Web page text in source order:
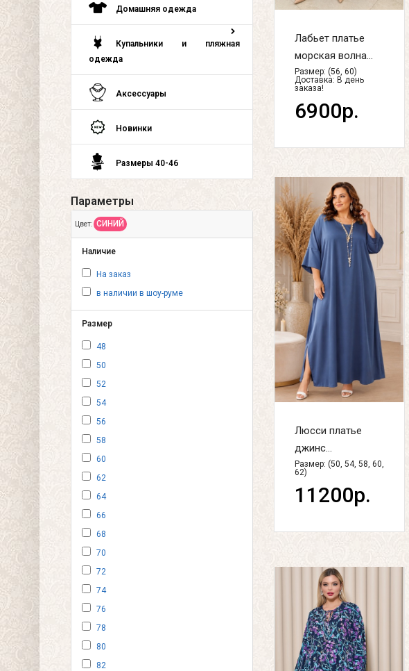
Домашняя одежда
Купальники и пляжная
одежда
Аксессуары
Новинки
Размеры 40-46
Параметры
Цвет: СИНИЙ
Наличие
На заказ
в наличии в шоу-руме
Размер
48
50
52
54
56
58
60
62
64
66
68
70
72
74
76
78
80
82
Лабьет платье
морская волна...
Размер: (56, 60)
Доставка: В день
заказа!
6900р.
Люсси платье
джинс...
Размер: (50, 54, 58, 60,
62)
11200р.